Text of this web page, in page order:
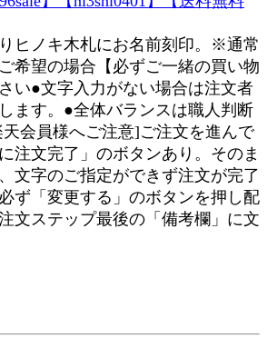
ヒノキ木札にお名前刻印。※通常
希望の場合【必ずご一緒の買い物
い●文字入力がない場合は注文者
ます。●全体バランスは職人判断
会員様へご注意]ご注文を進んで
注文完了」のボタンあり。そのま
文字のご指定ができず注文が完了
ず「変更する」のボタンを押し配
文ステップ最後の「備考欄」に文